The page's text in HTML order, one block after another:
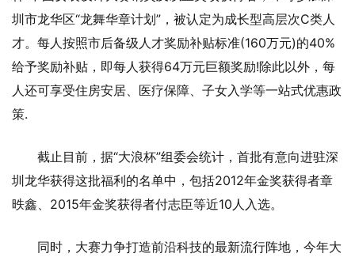
圳市龙华区“龙舞华章计划”，被认定为成长型高层次C类人
才。每人按照市后备级人才奖励补贴标准(160万元)的40%
给予奖励补贴，即每人获得64万元巨额奖励!除此以外，每
人还可享受住房安居、医疗保障、子女入学等一站式优惠政
策.
截止目前，据“大浪杯”组委会统计，首批有意向进驻深
圳龙华获得这批福利的名单中，包括2012年金奖获得者章
昳鑫、2015年金奖获得者付志臣等近10人入选。
同时，大赛力争打造前沿科技的最新流行阵地，今年大